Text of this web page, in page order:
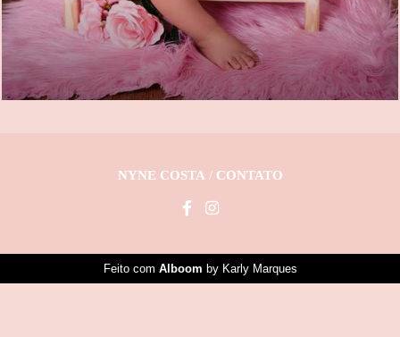
NYNE COSTA / CONTATO
Feito com Alboom by Karly Marques